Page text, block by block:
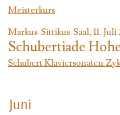
Meisterkurs
Markus-Sittikus-Saal, 11. Juli
Schubertiade
Schubert Klaviersonaten
Juni